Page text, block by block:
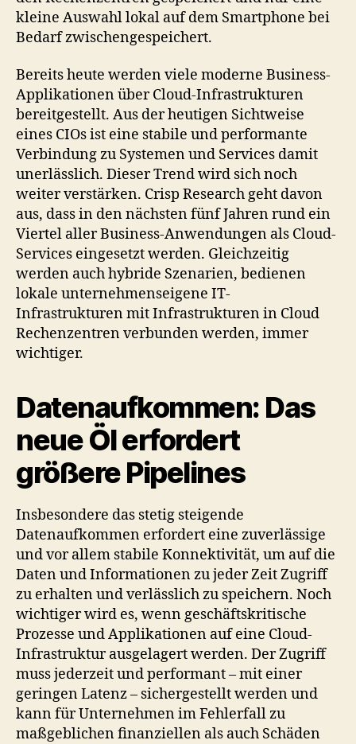
kleine Auswahl lokal auf dem Smartphone bei
Bedarf zwischengespeichert.
Bereits heute werden viele moderne Business-
Applikationen über Cloud-Infrastrukturen
bereitgestellt. Aus der heutigen Sichtweise
eines CIOs ist eine stabile und performante
Verbindung zu Systemen und Services damit
unerlässlich. Dieser Trend wird sich noch
weiter verstärken. Crisp Research geht davon
aus, dass in den nächsten fünf Jahren rund ein
Viertel aller Business-Anwendungen als Cloud-
Services eingesetzt werden. Gleichzeitig
werden auch hybride Szenarien, bedienen
lokale unternehmenseigene IT-
Infrastrukturen mit Infrastrukturen in Cloud
Rechenzentren verbunden werden, immer
wichtiger.
Datenaufkommen: Das
neue Öl erfordert
größere Pipelines
Insbesondere das stetig steigende
Datenaufkommen erfordert eine zuverlässige
und vor allem stabile Konnektivität, um auf die
Daten und Informationen zu jeder Zeit Zugriff
zu erhalten und verlässlich zu speichern. Noch
wichtiger wird es, wenn geschäftskritische
Prozesse und Applikationen auf eine Cloud-
Infrastruktur ausgelagert werden. Der Zugriff
muss jederzeit und performant – mit einer
geringen Latenz – sichergestellt werden und
kann für Unternehmen im Fehlerfall zu
maßgeblichen finanziellen als auch Schäden